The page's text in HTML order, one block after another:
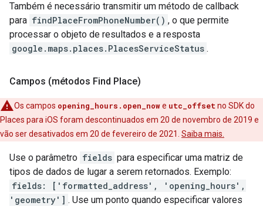
Também é necessário transmitir um método de callback
para findPlaceFromPhoneNumber() , o que permite
processar o objeto de resultados e a resposta
google.maps.places.PlacesServiceStatus .
Campos (métodos Find Place)
Os campos opening_hours.open_nowe utc_offset no SDK do
Places para iOS foram descontinuados em 20 de novembro de 2019 e
vão ser desativados em 20 de fevereiro de 2021. Saiba mais.
Use o parâmetro fields para especificar uma matriz de
tipos de dados de lugar a serem retornados. Exemplo:
fields: ['formatted_address', 'opening_hours',
'geometry'] . Use um ponto quando especificar valores